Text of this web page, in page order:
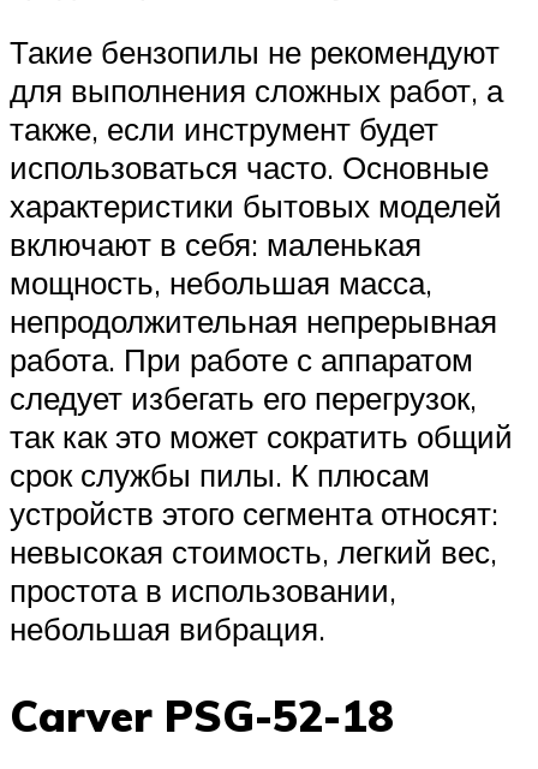
Такие бензопилы не рекомендуют
для выполнения сложных работ, а
также, если инструмент будет
использоваться часто. Основные
характеристики бытовых моделей
включают в себя: маленькая
мощность, небольшая масса,
непродолжительная непрерывная
работа. При работе с аппаратом
следует избегать его перегрузок,
так как это может сократить общий
срок службы пилы. К плюсам
устройств этого сегмента относят:
невысокая стоимость, легкий вес,
простота в использовании,
небольшая вибрация.
Carver PSG-52-18